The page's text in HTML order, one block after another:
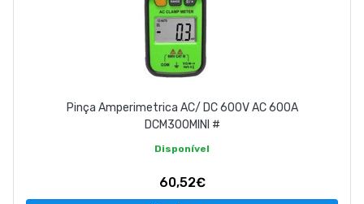
Pinça Amperimetrica AC/ DC 600V AC 600A
DCM300MINI #
Disponível
60,52€